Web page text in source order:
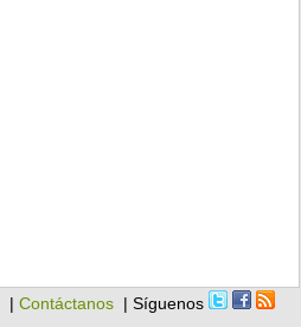
|Contáctanos | Síguenos